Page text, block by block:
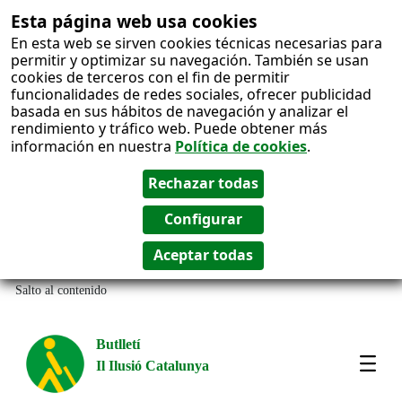
Esta página web usa cookies
En esta web se sirven cookies técnicas necesarias para
permitir y optimizar su navegación. También se usan
cookies de terceros con el fin de permitir
funcionalidades de redes sociales, ofrecer publicidad
basada en sus hábitos de navegación y analizar el
rendimiento y tráfico web. Puede obtener más
información en nuestra Política de cookies.
Salto al contenido
Butlletí
Il Ilusió Catalunya